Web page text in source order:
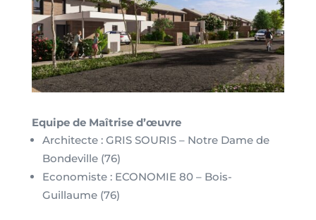
Equipe de Maîtrise d’œuvre
Architecte : GRIS SOURIS – Notre Dame de
Bondeville (76)
Economiste : ECONOMIE 80 – Bois-
Guillaume (76)